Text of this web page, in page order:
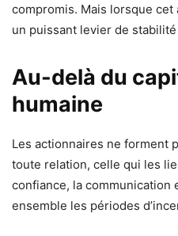
compromis. Mais lorsque
un puissant levier de
Au-delà du
humaine
Les actionnaires ne forment
toute relation, celle qui les
confiance, la communication
ensemble les périodes